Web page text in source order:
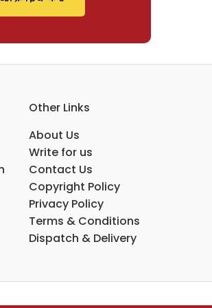
Other Links
About Us
Write for us
Contact Us
Copyright Policy
Privacy Policy
Terms & Conditions
Dispatch & Delivery